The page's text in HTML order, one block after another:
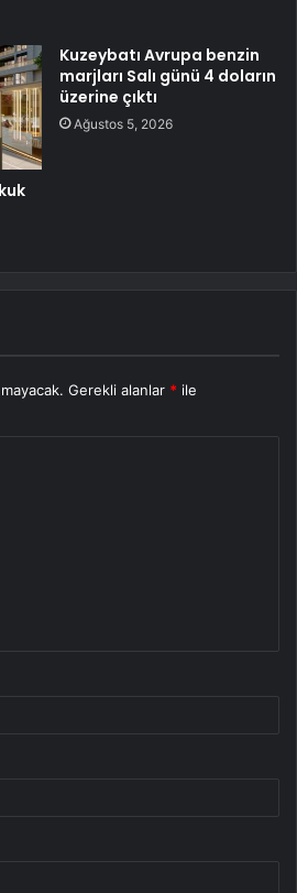
Kuzeybatı Avrupa benzin
marjları Salı günü 4 doların
üzerine çıktı
Ağustos 5, 2026
Gerekli alanlar * ile